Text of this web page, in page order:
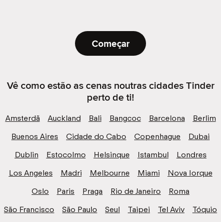
Começar
Vê como estão as cenas noutras cidades Tinder
perto de ti!
Amsterdã Auckland Bali Bangcoc Barcelona
Berlim
Buenos Aires
Cidade do Cabo Copenhague
Dubai
Dublin
Estocolmo Helsinque Istambul
Londres
Los Angeles
Madri Melbourne Miami
Nova Iorque
Oslo
Paris Praga Rio de Janeiro
Roma
São Francisco
São Paulo Seul Taipei Tel Aviv
Tóquio